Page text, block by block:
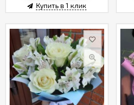
Купить в 1 клик